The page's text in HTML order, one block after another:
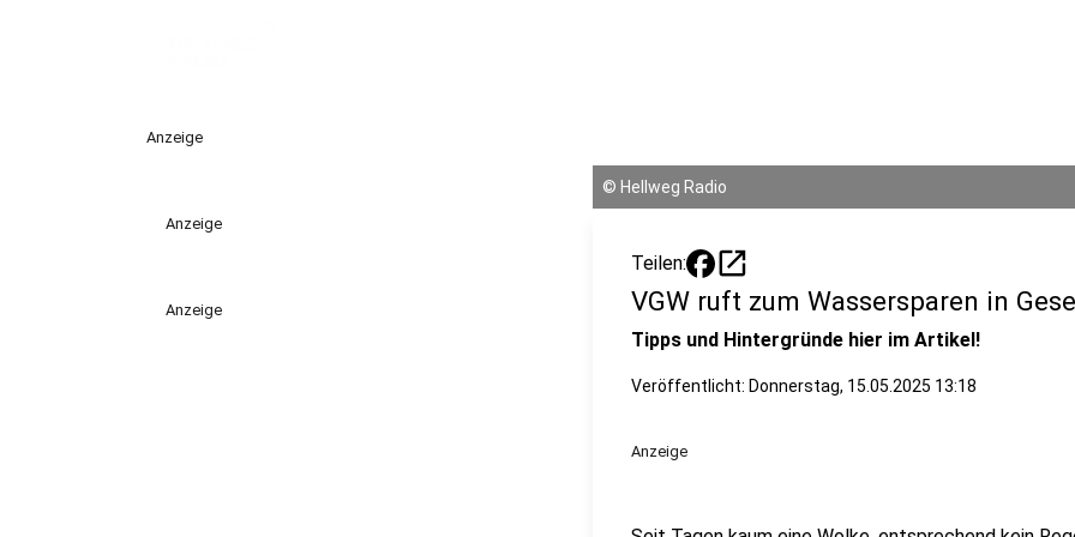
Anzeige
Anzeige
Anzeige
© Hellweg Radio
Teilen: open_in_new
VGW ruft zum Wassersparen in
Tipps und Hintergründe hier im Artikel!
Veröffentlicht: Donnerstag, 15.05.2025 13:18
Anzeige